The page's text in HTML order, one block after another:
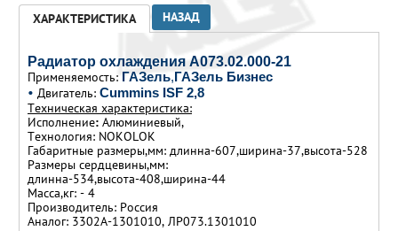
ХАРАКТЕРИСТИКА НАЗАД
Радиатор охлаждения А073.02.000-21
Применяемость: ГАЗель, ГАЗель Бизнес
• Двигатель: Cummins ISF 2,8
Техническая характеристика:
Исполнение: Алюминиевый,
Технология: NOKOLOK
Габаритные размеры,мм: длинна-607,ширина-37,высота-528
Размеры сердцевины,мм:
длинна-534,высота-408,ширина-44
Масса,кг: - 4
Производитель: Россия
Аналог: 3302А-1301010, ЛР073.1301010